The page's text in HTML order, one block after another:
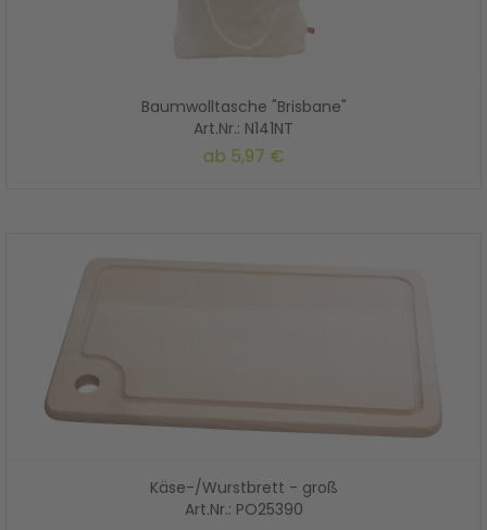
Baumwolltasche "Brisbane"
Art.Nr.: N141NT
ab 5,97 €
Käse-/Wurstbrett - groß
Art.Nr.: PO25390